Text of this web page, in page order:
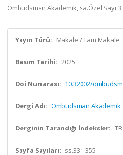
Ombudsman Akademik, sa.Özel Sayı
Yayın Türü: Makale / Tam Makale
Basım Tarihi: 2025
Doi Numarası: 10.32002/
Dergi Adı: Ombudsman Akademik
Derginin Tarandığı İndeksler:
Sayfa Sayıları: ss.331-355